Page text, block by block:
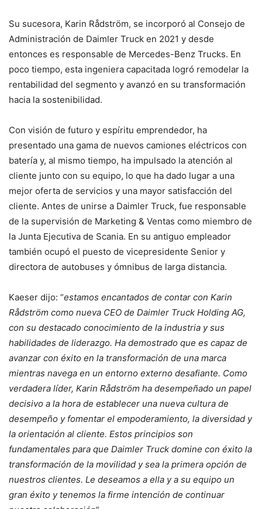
Su sucesora, Karin Rådström, se incorporó al Consejo de
Administración de Daimler Truck en 2021 y desde
entonces es responsable de Mercedes-Benz Trucks. En
poco tiempo, esta ingeniera capacitada logró remodelar la
rentabilidad del segmento y avanzó en su transformación
hacia la sostenibilidad.
Con visión de futuro y espíritu emprendedor, ha
presentado una gama de nuevos camiones eléctricos con
batería y, al mismo tiempo, ha impulsado la atención al
cliente junto con su equipo, lo que ha dado lugar a una
mejor oferta de servicios y una mayor satisfacción del
cliente. Antes de unirse a Daimler Truck, fue responsable
de la supervisión de Marketing & Ventas como miembro de
la Junta Ejecutiva de Scania. En su antiguo empleador
también ocupó el puesto de vicepresidente Senior y
directora de autobuses y ómnibus de larga distancia.
Kaeser dijo: “estamos encantados de contar con Karin
Rådström como nueva CEO de Daimler Truck Holding AG,
con su destacado conocimiento de la industria y sus
habilidades de liderazgo. Ha demostrado que es capaz de
avanzar con éxito en la transformación de una marca
mientras navega en un entorno externo desafiante. Como
verdadera líder, Karin Rådström ha desempeñado un papel
decisivo a la hora de establecer una nueva cultura de
desempeño y fomentar el empoderamiento, la diversidad y
la orientación al cliente. Estos principios son
fundamentales para que Daimler Truck domine con éxito la
transformación de la movilidad y sea la primera opción de
nuestros clientes. Le deseamos a ella y a su equipo un
gran éxito y tenemos la firme intención de continuar